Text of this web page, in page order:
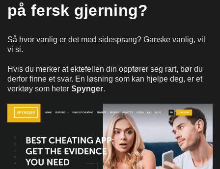
på fersk gjerning?
Så hvor vanlig er det med sidesprang? Ganske vanlig, vil
vi si.
Hvis du merker at ektefellen din oppfører seg rart, bør du
derfor finne et svar. En løsning som kan hjelpe deg, er et
verktøy som heter Spynger.